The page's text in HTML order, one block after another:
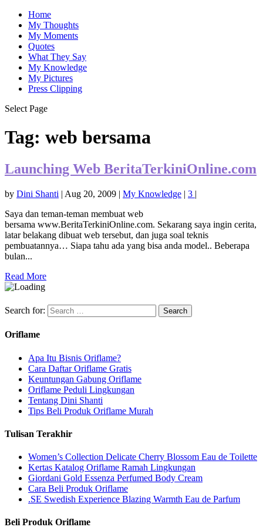
Home
My Thoughts
My Moments
Quotes
What They Say
My Knowledge
My Pictures
Press Clipping
Select Page
Tag: web bersama
Launching Web BeritaTerkiniOnline.com
by Dini Shanti | Aug 20, 2009 | My Knowledge | 3 |
Saya dan teman-teman membuat web
bersama www.BeritaTerkiniOnline.com. Sekarang saya ingin cerita,
latar belakang dibuat web tersebut, dan juga soal teknis
pembuatannya… Siapa tahu ada yang bisa anda model.. Beberapa
bulan...
Read More
Search for:
Oriflame
Apa Itu Bisnis Oriflame?
Cara Daftar Oriflame Gratis
Keuntungan Gabung Oriflame
Oriflame Peduli Lingkungan
Tentang Dini Shanti
Tips Beli Produk Oriflame Murah
Tulisan Terakhir
Women’s Collection Delicate Cherry Blossom Eau de Toilette
Kertas Katalog Oriflame Ramah Lingkungan
Giordani Gold Essenza Perfumed Body Cream
Cara Beli Produk Oriflame
.SE Swedish Experience Blazing Warmth Eau de Parfum
Beli Produk Oriflame